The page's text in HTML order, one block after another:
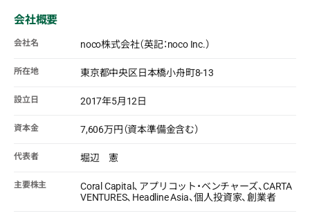
会社概要
会社名 noco株式会社（英記：noco Inc.）
所在地 東京都中央区日本橋小舟町8-13
設立日 2017年5月12日
資本金 7,606万円（資本準備金含む）
代表者 堀辺 憲
主要株主
Coral Capital、アプリコット・ベンチャーズ、CARTA
VENTURES、Headline Asia、個人投資家、創業者